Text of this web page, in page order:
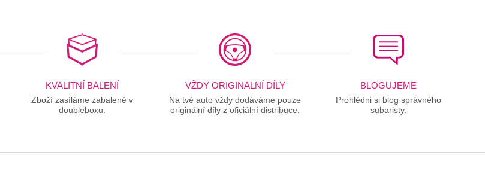
KVALITNÍ BALENÍ
Zboží zasíláme zabalené v
doubleboxu.
VŽDY ORIGINALNÍ DÍLY
Na tvé auto vždy dodáváme pouze
originální díly z oficiální distribuce.
BLOGUJEME
Prohlédni si blog správného
subaristy.